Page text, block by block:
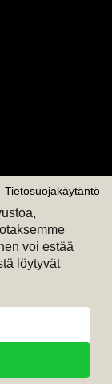
Tietosuojakäytäntö
voi estää
löytyvät
meitä